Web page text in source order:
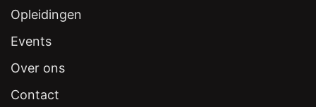
Opleidingen
Events
Over ons
Contact